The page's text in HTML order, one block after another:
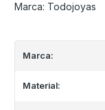
Marca: Todojoyas
Marca:
Material: